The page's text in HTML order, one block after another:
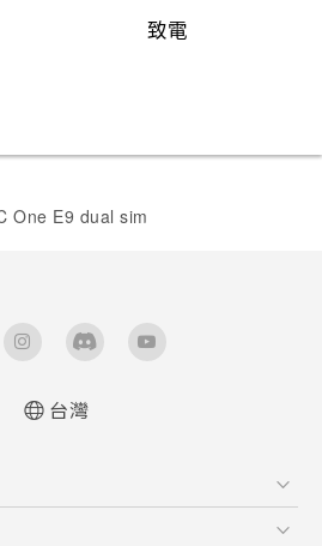
致電
One E9 dual sim‎
台灣